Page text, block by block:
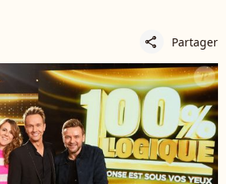
share Partager